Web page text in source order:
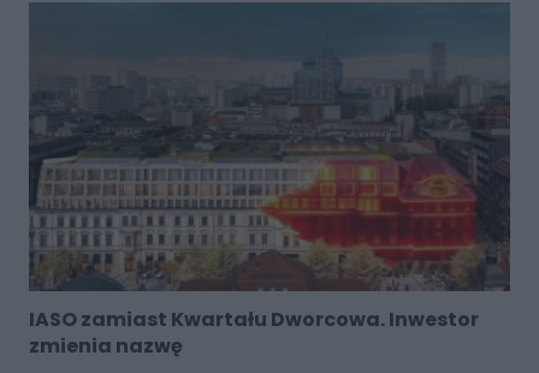
IASO zamiast Kwartału Dworcowa. Inwestor
zmienia nazwę